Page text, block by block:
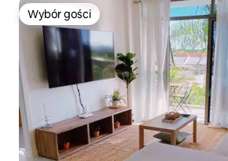
Wybór gości
Wybór gości